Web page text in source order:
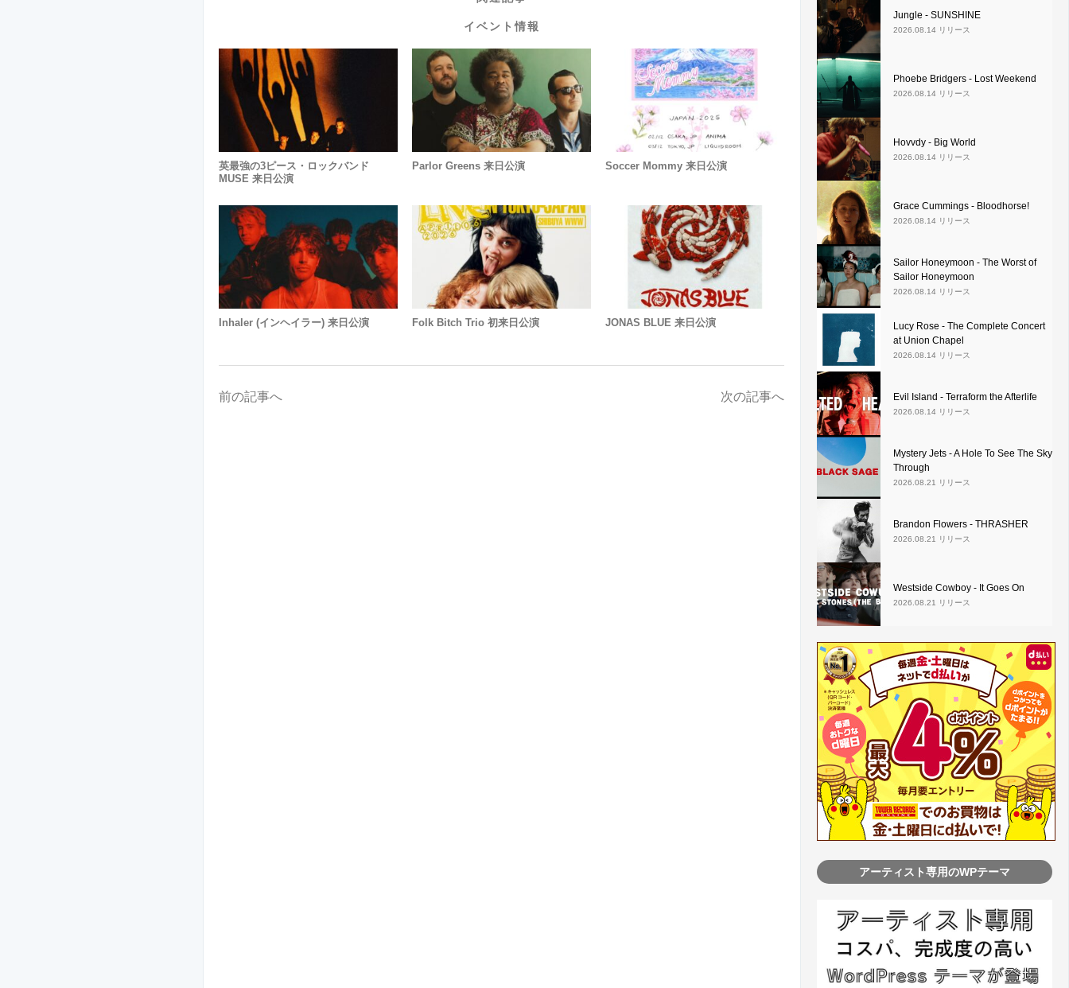
イベント情報
英最強の3ピース・ロックバンド
MUSE 来日公演
Parlor Greens 来日公演 Soccer Mommy 来日公演
Inhaler (インヘイラー) 来日公演 Folk Bitch Trio 初来日公演 JONAS BLUE 来日公演
前の記事へ 次の記事へ
Jungle - SUNSHINE
2026.08.14 リリース
Phoebe Bridgers - Lost Weekend
2026.08.14 リリース
Hovvdy - Big World
2026.08.14 リリース
Grace Cummings - Bloodhorse!
2026.08.14 リリース
Sailor Honeymoon - The Worst of
Sailor Honeymoon
2026.08.14 リリース
Lucy Rose - The Complete Concert
at Union Chapel
2026.08.14 リリース
Evil Island - Terraform the Afterlife
2026.08.14 リリース
Mystery Jets - A Hole To See The Sky
Through
2026.08.21 リリース
Brandon Flowers - THRASHER
2026.08.21 リリース
Westside Cowboy - It Goes On
2026.08.21 リリース
アーティスト専用のWPテーマ